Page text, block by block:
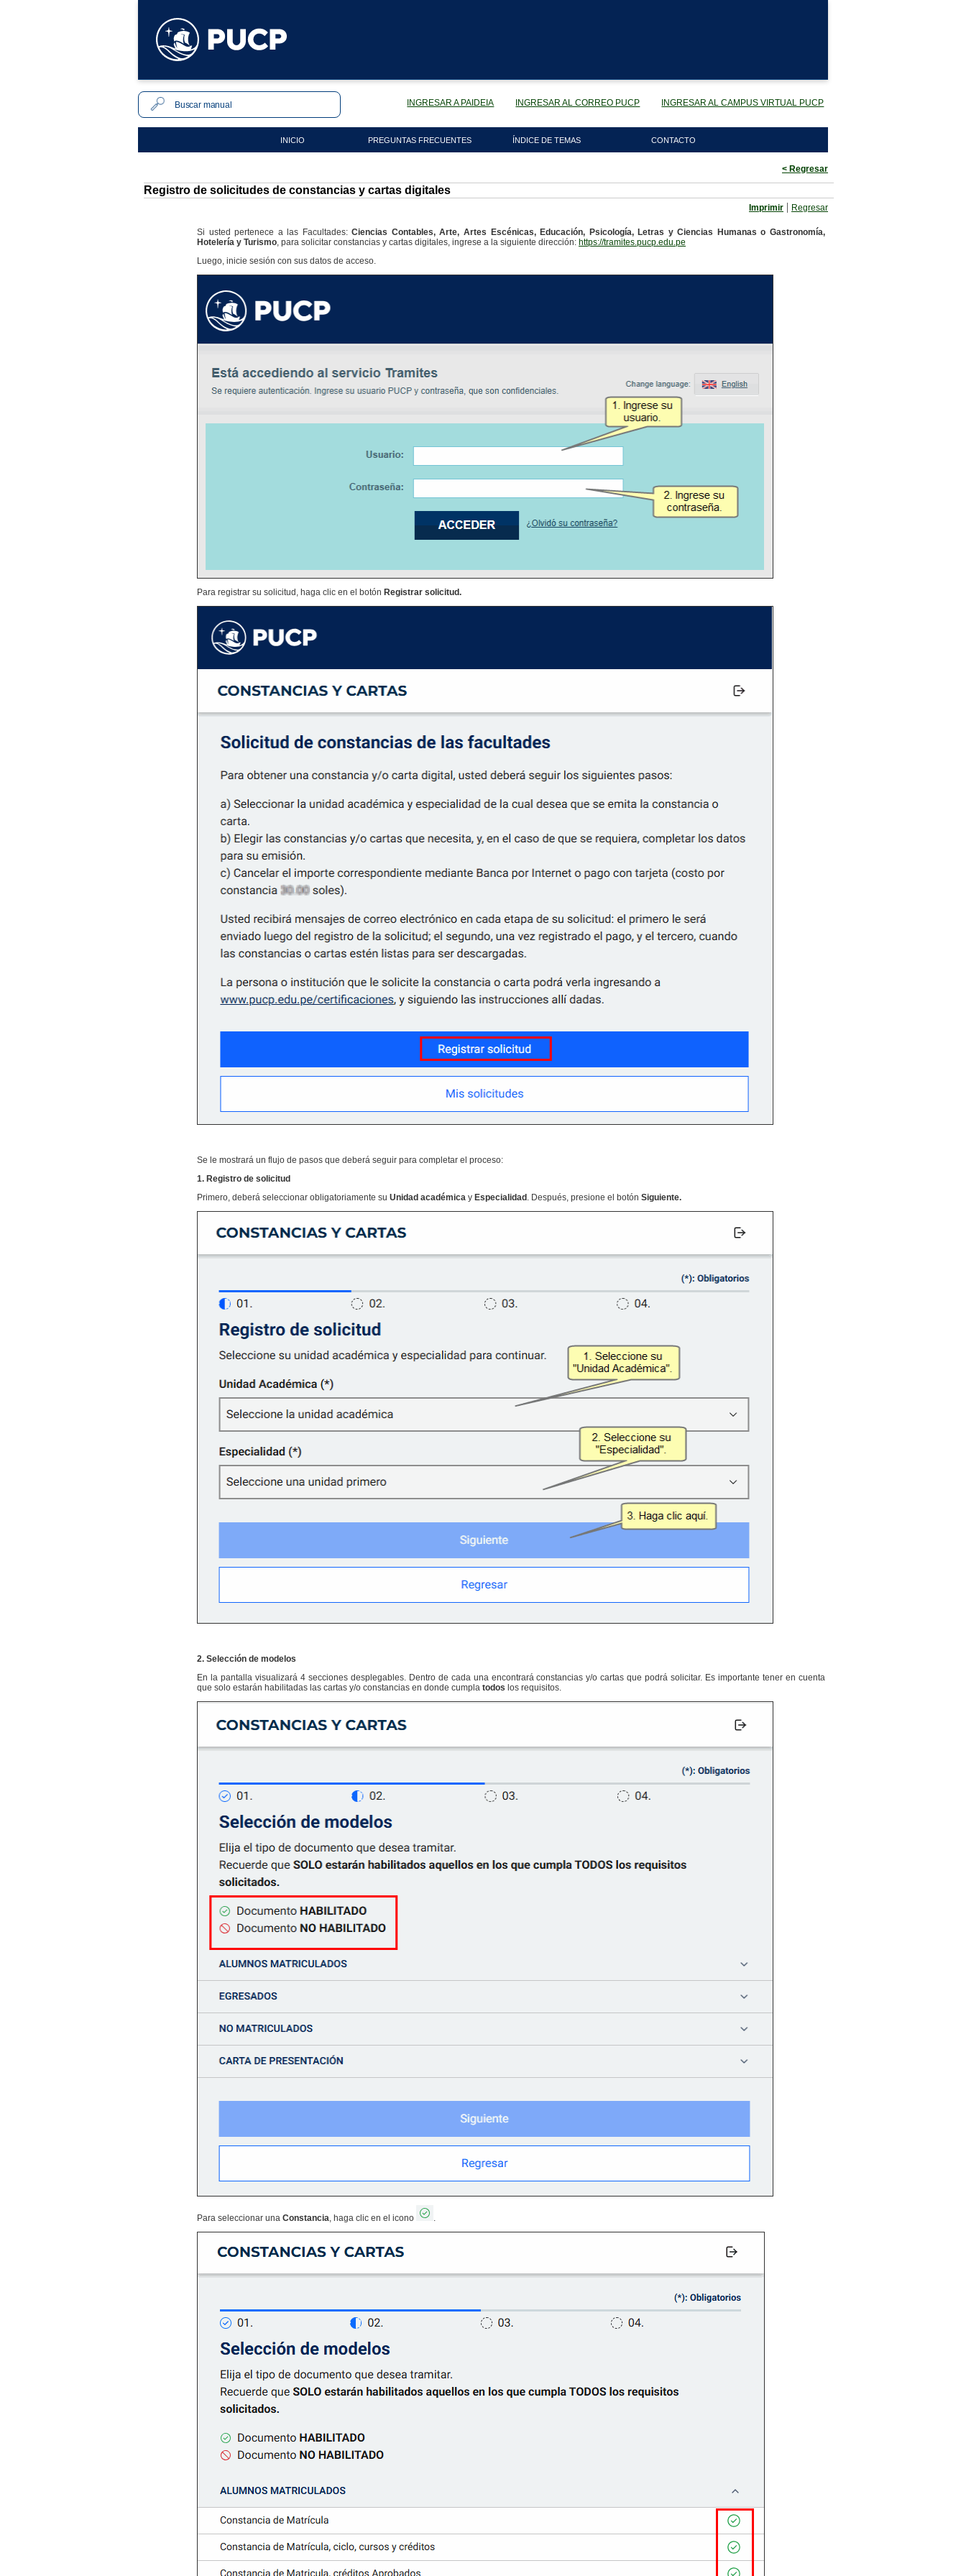
INGRESAR A PAIDEIA INGRESAR AL CORREO PUCP INGRESAR AL CAMPUS VIRTUAL PUCP
INICIO PREGUNTAS FRECUENTES ÍNDICE DE TEMAS CONTACTO
< Regresar
Registro de solicitudes de constancias y cartas digitales
Imprimir | Regresar
Si usted pertenece a las Facultades:Ciencias Contables, Arte, Artes Escénicas, Educación, Psicología, Letras y Ciencias Humanas o Gastronomía,
Hotelería y Turismo, para solicitar constancias y cartas digitales, ingrese a la siguiente dirección: https://tramites.pucp.edu.pe
Luego, inicie sesión con sus datos de acceso.
Para registrar su solicitud, haga clic en el botón Registrar solicitud.
Se le mostrará un flujo de pasos que deberá seguir para completar el proceso:
1. Registro de solicitud
Primero, deberá seleccionar obligatoriamente su Unidad académica y Especialidad . Después, presione el botón Siguiente.
2. Selección de modelos
En la pantalla visualizará 4 secciones desplegables. Dentro de cada una encontrará constancias y/o cartas que podrá solicitar. Es importante tener en cuenta
que solo estarán habilitadas las cartas y/o constancias en donde cumpla todos los requisitos.
Para seleccionar una Constancia, haga clic en el icono .